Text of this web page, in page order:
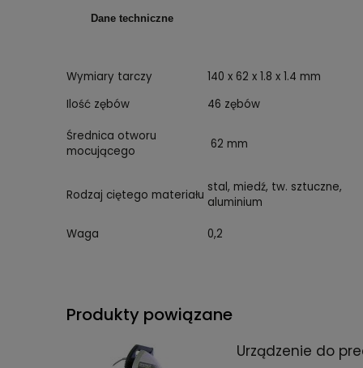
Dane techniczne
Wymiary tarczy
140 x 62 x 1.8 x 1.4 mm
Ilość zębów
46 zębów
Średnica otworu
mocującego
62 mm
Rodzaj ciętego materiału
stal, miedź, tw. sztuczne,
aluminium
Waga 0,2
Produkty powiązane
Urządzenie do